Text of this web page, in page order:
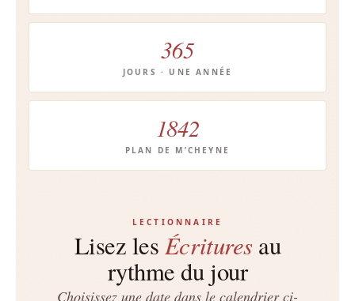
365
JOURS · UNE ANNÉE
1842
PLAN DE M’CHEYNE
LECTIONNAIRE
Lisez les Écritures au
rythme du jour
Choisissez une date dans le calendrier ci-